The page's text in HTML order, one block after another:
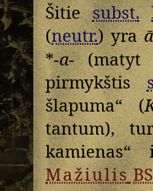
Šitiesubst.
(neutr.) yra
*-a-(matyt
pirmykštis
šlapuma“ (
tantum),
MažiulisBS